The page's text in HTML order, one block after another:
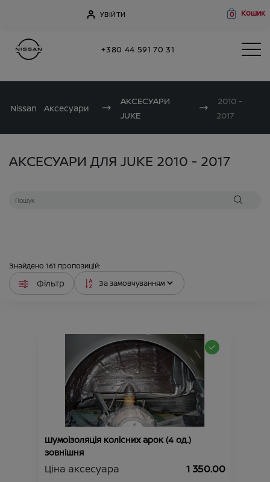
УВІЙТИ 0 Кошик
+380 44 591 70 31
Nissan Аксесуари
АКСЕСУАРИ
JUKE
2010 -
2017
АКСЕСУАРИ ДЛЯ JUKE 2010 - 2017
Знайдено 161 пропозицій:
Фільтр
Шумоізоляція колісних арок (4 од.)
зовнішня
Ціна аксесуара 1 350.00